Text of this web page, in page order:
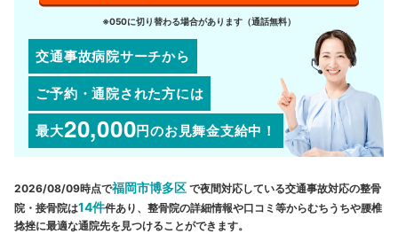
※050に切り替わる場合があります（通話無料）
交通事故病院サーチから
ご予約・通院された方には
最大20,000円のお見舞金支給中！
2026/08/09時点で福岡市博多区 で夜間対応している交通事故対応の整骨
院・接骨院は14件件あり、整骨院の詳細情報や口コミ等からむちうちや腰椎
捻挫に最適な通院先を見つけることができます。